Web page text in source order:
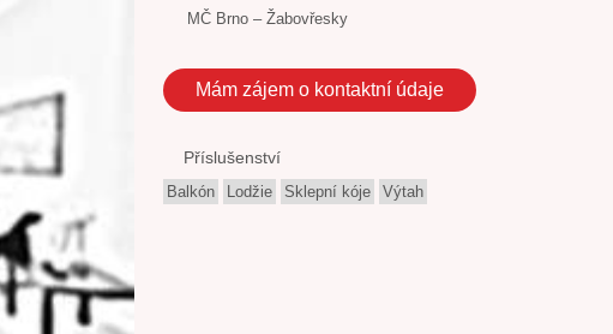
MČ Brno – Žabovřesky
Mám zájem o kontaktní údaje
Příslušenství
Balkón Lodžie Sklepní kóje Výtah